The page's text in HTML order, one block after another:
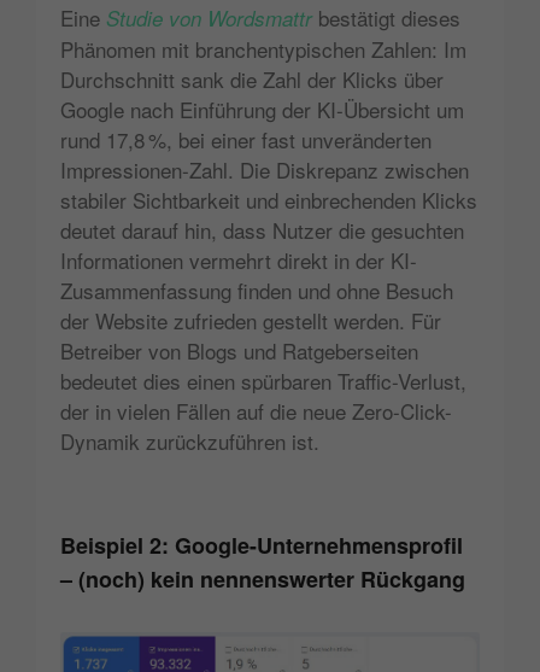
Eine Studie von Wordsmattrbestätigt dieses
Phänomen mit branchentypischen Zahlen: Im
Durchschnitt sank die Zahl der Klicks über
Google nach Einführung der KI-Übersicht um
rund 17,8 %, bei einer fast unveränderten
Impressionen-Zahl​. Die Diskrepanz zwischen
stabiler Sichtbarkeit und einbrechenden Klicks
deutet darauf hin, dass Nutzer die gesuchten
Informationen vermehrt direkt in der KI-
Zusammenfassung finden und ohne Besuch
der Website zufrieden gestellt werden​. Für
Betreiber von Blogs und Ratgeberseiten
bedeutet dies einen spürbaren Traffic-Verlust,
der in vielen Fällen auf die neue Zero-Click-
Dynamik zurückzuführen ist.
Beispiel 2: Google-Unternehmensprofil
– (noch) kein nennenswerter Rückgang